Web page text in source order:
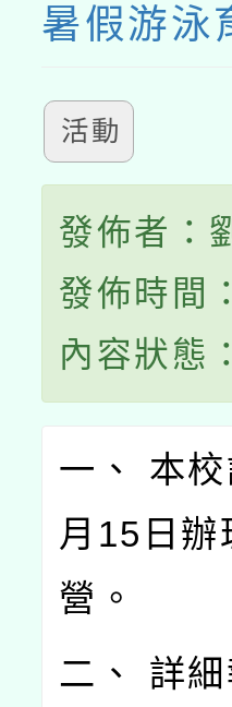
暑假游泳
活動
發佈者：
發佈時間
內容狀態
一、 本
月15日
營。
二、 詳